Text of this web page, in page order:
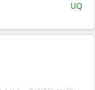
投
UQ